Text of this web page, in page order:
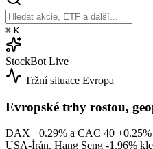
⌘ K
StockBot Live
Tržní situace Evropa
Evropské trhy rostou,
DAX +0.29% a CAC 40 +0.25%
USA-Írán. Hang Seng -1.96%